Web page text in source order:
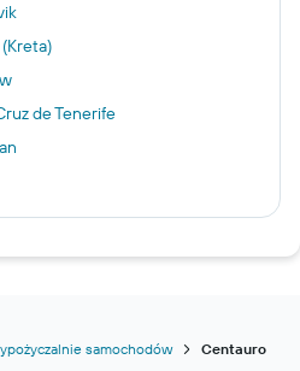
de Tenerife
samochodów Centauro